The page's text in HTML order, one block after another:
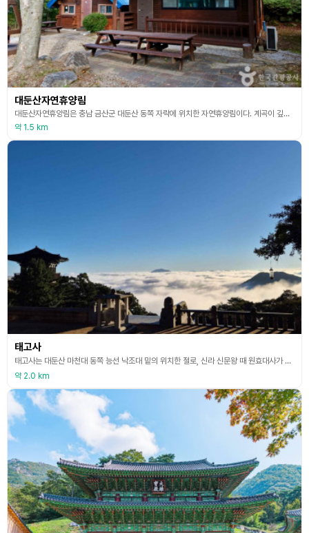
대둔산자연휴양림
대둔산자연휴양림은 충남 금산군 대둔산 동쪽 자락에 위치한 자연휴양림이다. 계곡이 깊고 산봉우리가 웅장하며 천연활엽수림과 산 중턱 이하의 인공조림지가 자연과 인공의 조화가 잘 이루고 있는 지역이다. 숙박시설은 한국관과 핀란드관으로 나누어 운영하고, 자연표고버섯재배지, 세미나룸, 고르비광장, 야외수영장, 통나무찻집, 축구장, 산책로, 숲속식당, 야외바비큐장 등의 시설을 갖추고 있다. 이곳은 소련의 마지막 지도자 고르바초프가 묵었던 곳으로도 알려져 있다. 대
약 1.5 km
태고사
태고사는 대둔산 마천대 동쪽 능선 낙조대 밑의 위치한 절로, 신라 신문왕 때 원효대사가 창건하였다고 한다. 처음에 이 절터를 본 원효대사는 주변 경관이 너무도 빼어나서 기쁜 마음에 ‘세세생생 도인이 끊어지지 아니하리라’ 하고 3일 동안 춤을 추었다고 한다. 고려시대에 와서는 태고화상이 중창하였으며, 조선시대에는 진묵대사가 삼창하였다고 전한다. 이 절에서 조선시대의 학자 우암 송시열이 수학하였으며 절 입구의 암벽에 새겨진 석문(石門) 이라는 글씨도 그가
약 2.0 km